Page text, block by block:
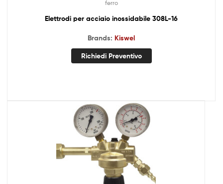
ferro
Elettrodi per acciaio inossidabile 308L-16
Brands: Kiswel
Richiedi Preventivo